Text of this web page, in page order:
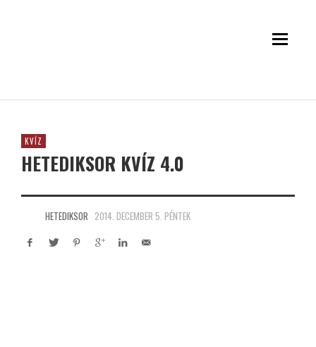
KVÍZ
HETEDIKSOR KVÍZ 4.0
HETEDIKSOR 2014. DECEMBER 5. PÉNTEK